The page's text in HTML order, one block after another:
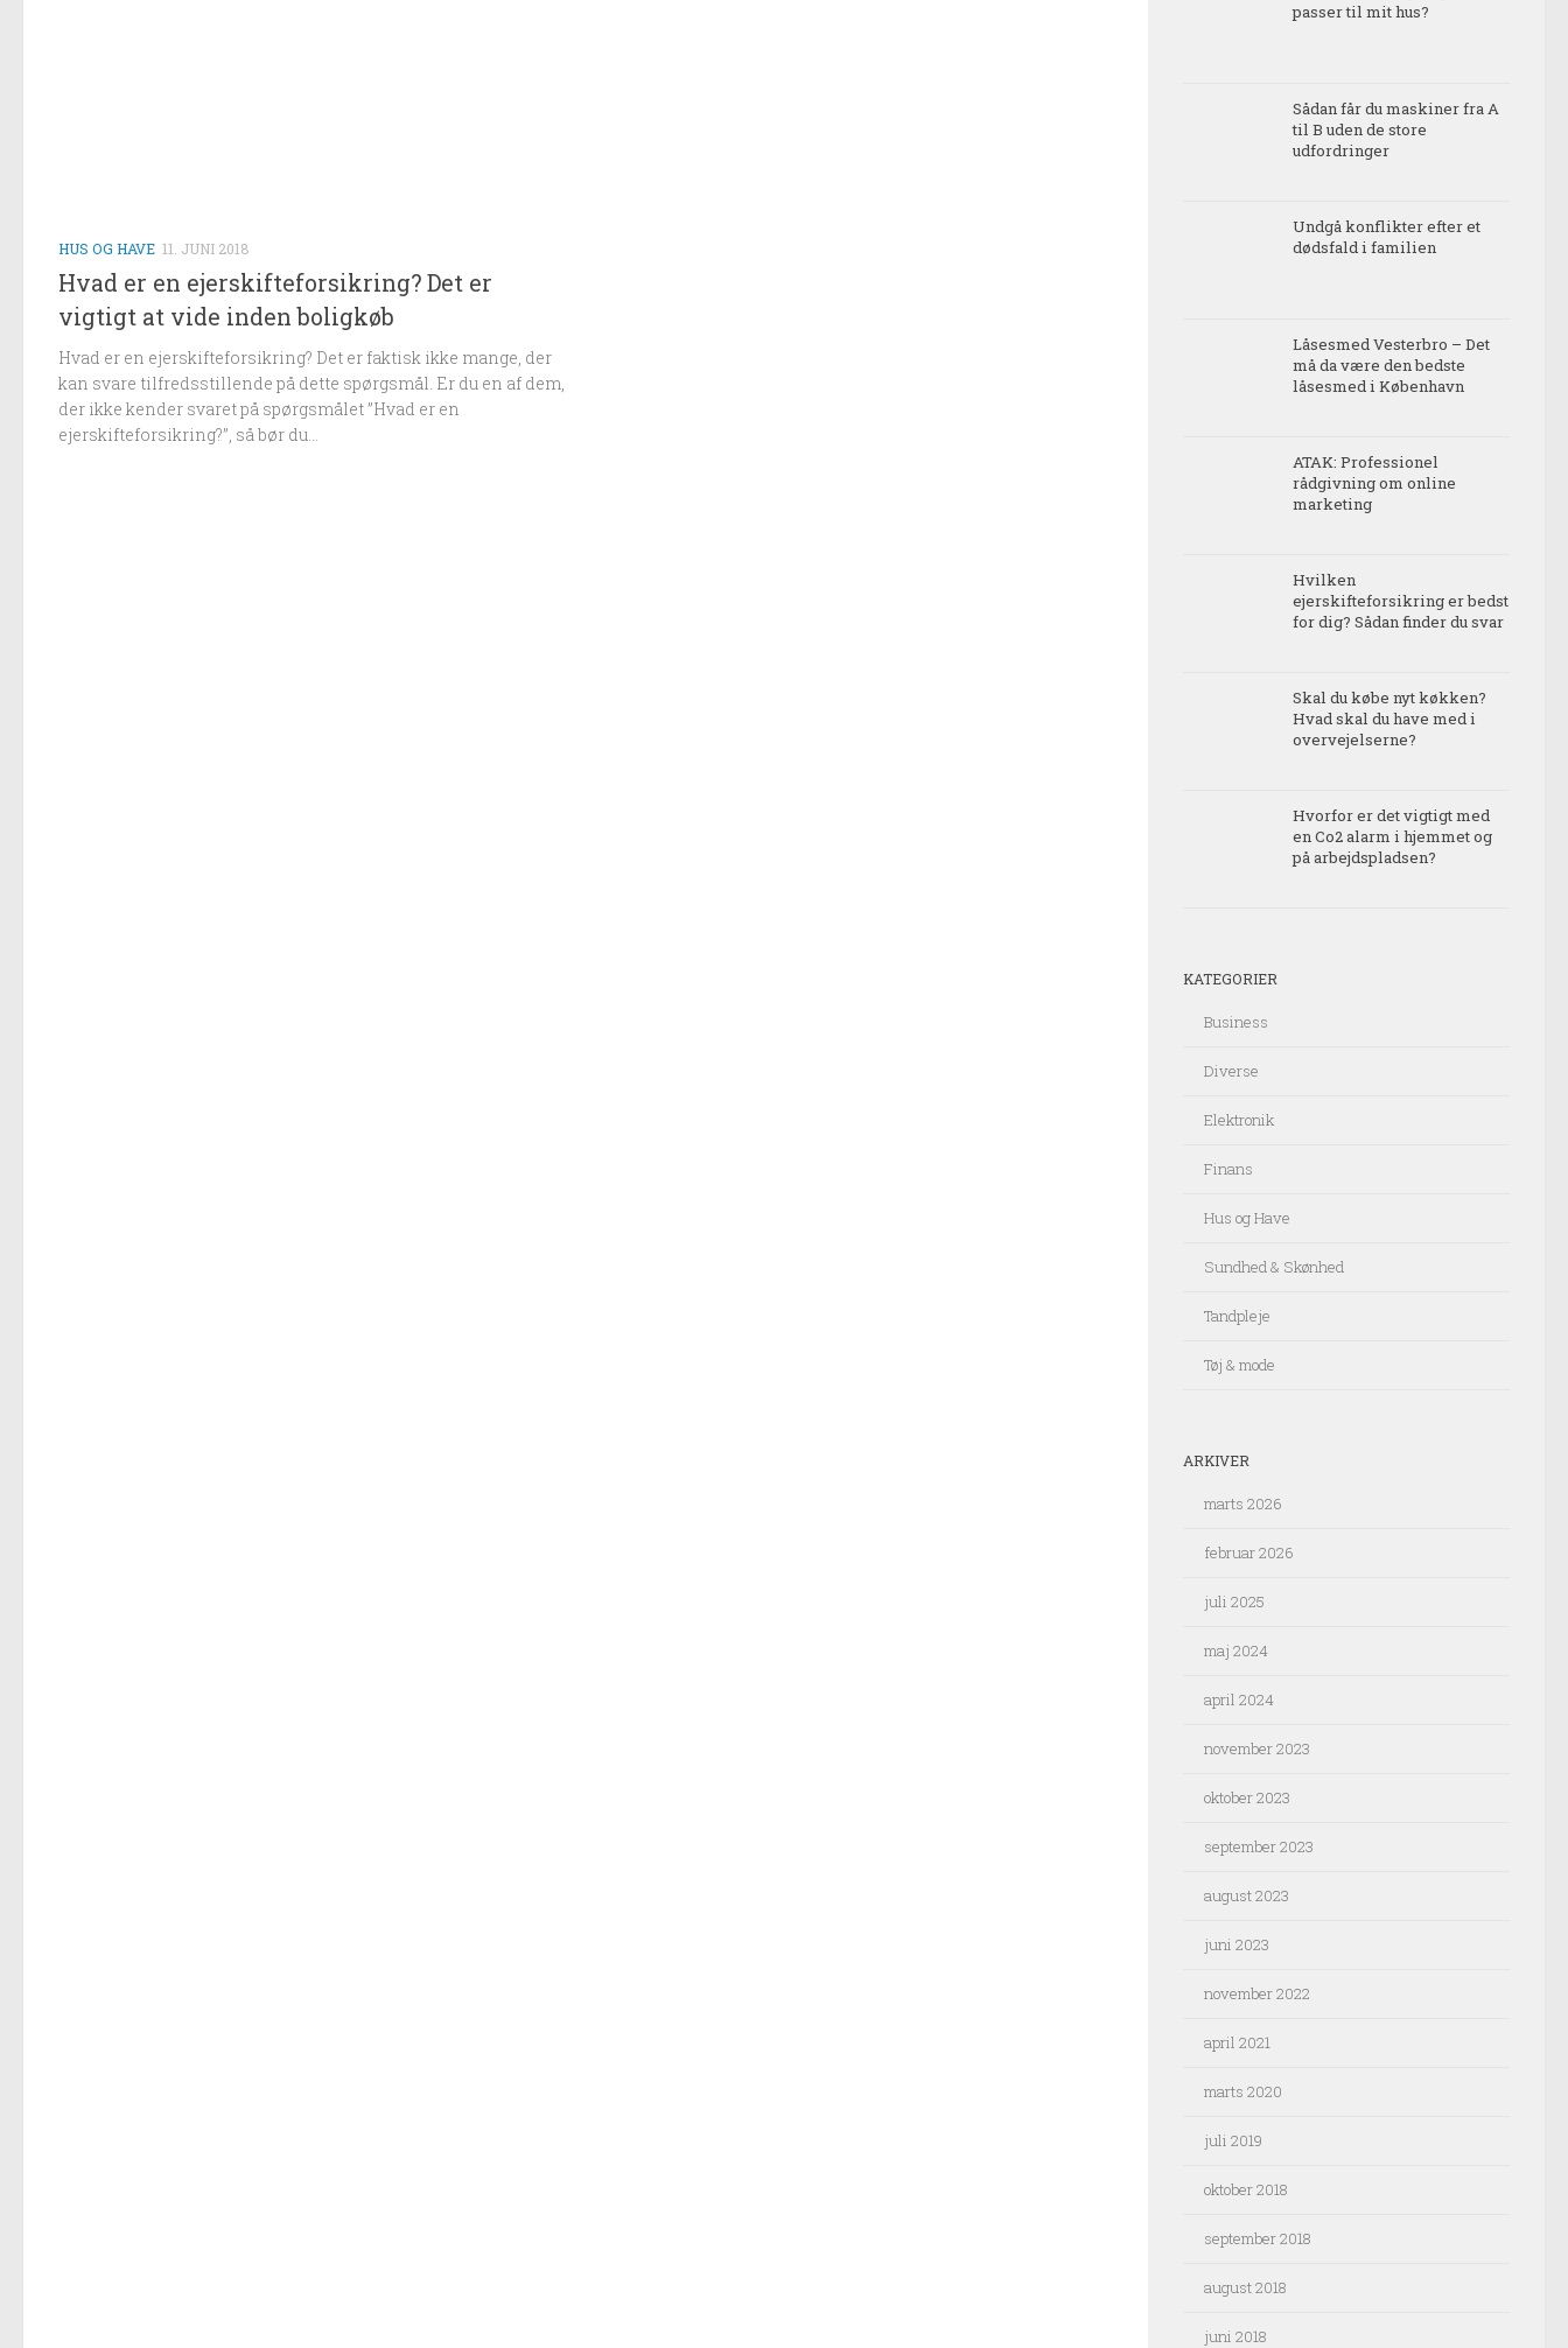
HUS OG HAVE 11. JUNI 2018
Hvad er en ejerskifteforsikring? Det er
vigtigt at vide inden boligkøb
Hvad er en ejerskifteforsikring? Det er faktisk ikke mange, der
kan svare tilfredsstillende på dette spørgsmål. Er du en af dem,
der ikke kender svaret på spørgsmålet ”Hvad er en
ejerskifteforsikring?”, så bør du...
passer til mit hus?
Sådan får du maskiner fra A
til B uden de store
udfordringer
Undgå konflikter efter et
dødsfald i familien
Låsesmed Vesterbro – Det
må da være den bedste
låsesmed i København
ATAK: Professionel
rådgivning om online
marketing
Hvilken
ejerskifteforsikring er bedst
for dig? Sådan finder du svar
Skal du købe nyt køkken?
Hvad skal du have med i
overvejelserne?
Hvorfor er det vigtigt med
en Co2 alarm i hjemmet og
på arbejdspladsen?
KATEGORIER
Business
Diverse
Elektronik
Finans
Hus og Have
Sundhed & Skønhed
Tandpleje
Tøj & mode
ARKIVER
marts 2026
februar 2026
juli 2025
maj 2024
april 2024
november 2023
oktober 2023
september 2023
august 2023
juni 2023
november 2022
april 2021
marts 2020
juli 2019
oktober 2018
september 2018
august 2018
juni 2018